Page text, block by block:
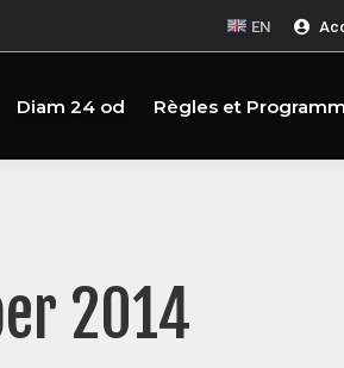
EN
Diam 24 od Règles et
2014